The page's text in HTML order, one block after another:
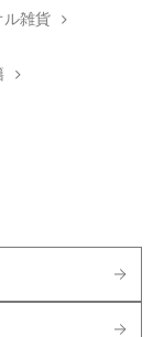
ル雑貨